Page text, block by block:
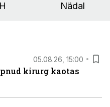
Nädal
05.08.26, 15:00
kirurg kaotas